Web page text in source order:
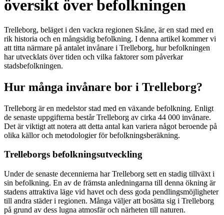
översikt över befolkningen
Trelleborg, beläget i den vackra regionen Skåne, är en stad med en
rik historia och en mångsidig befolkning. I denna artikel kommer vi
att titta närmare på antalet invånare i Trelleborg, hur befolkningen
har utvecklats över tiden och vilka faktorer som påverkar
stadsbefolkningen.
Hur många invånare bor i Trelleborg?
Trelleborg är en medelstor stad med en växande befolkning. Enligt
de senaste uppgifterna består Trelleborg av cirka 44 000 invånare.
Det är viktigt att notera att detta antal kan variera något beroende på
olika källor och metodologier för befolkningsberäkning.
Trelleborgs befolkningsutveckling
Under de senaste decennierna har Trelleborg sett en stadig tillväxt i
sin befolkning. En av de främsta anledningarna till denna ökning är
stadens attraktiva läge vid havet och dess goda pendlingsmöjligheter
till andra städer i regionen. Många väljer att bosätta sig i Trelleborg
på grund av dess lugna atmosfär och närheten till naturen.